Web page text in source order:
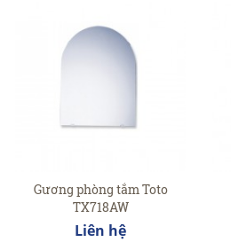
Gương phòng tắm Toto
TX718AW
Liên hệ